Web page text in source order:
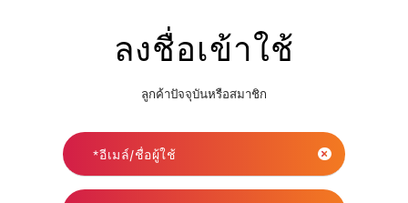
ลงชื่อเข้าใช้
ลูกค้าปัจจุบันหรือสมาชิก
อีเมล์/ชื่อผู้ใช้